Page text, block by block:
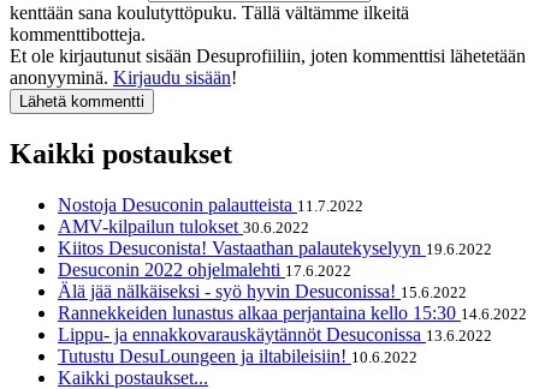
kenttään sana koulutyttöpuku. Tällä vältämme ilkeitä
kommenttibotteja.
Et ole kirjautunut sisään Desuprofiiliin, joten kommenttisi lähetetään
anonyyminä. Kirjaudu sisään!
Kaikki postaukset
Nostoja Desuconin palautteista 11.7.2022
AMV-kilpailun tulokset 30.6.2022
Kiitos Desuconista! Vastaathan palautekyselyyn 19.6.2022
Desuconin 2022 ohjelmalehti 17.6.2022
Älä jää nälkäiseksi - syö hyvin Desuconissa! 15.6.2022
Rannekkeiden lunastus alkaa perjantaina kello 15:30 14.6.2022
Lippu- ja ennakkovarauskäytännöt Desuconissa 13.6.2022
Tutustu DesuLoungeen ja iltabileisiin! 10.6.2022
Kaikki postaukset...